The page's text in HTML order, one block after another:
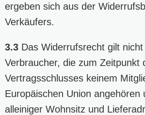
ergeben sich aus der
Verkäufers.
3.3 Das Widerrufsrecht gilt
Verbraucher, die zum Zeitpunkt
Vertragsschlusses keinem
Europäischen Union angehören
alleiniger Wohnsitz und